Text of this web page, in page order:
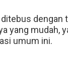
dengan
yang mudah,
umum ini.